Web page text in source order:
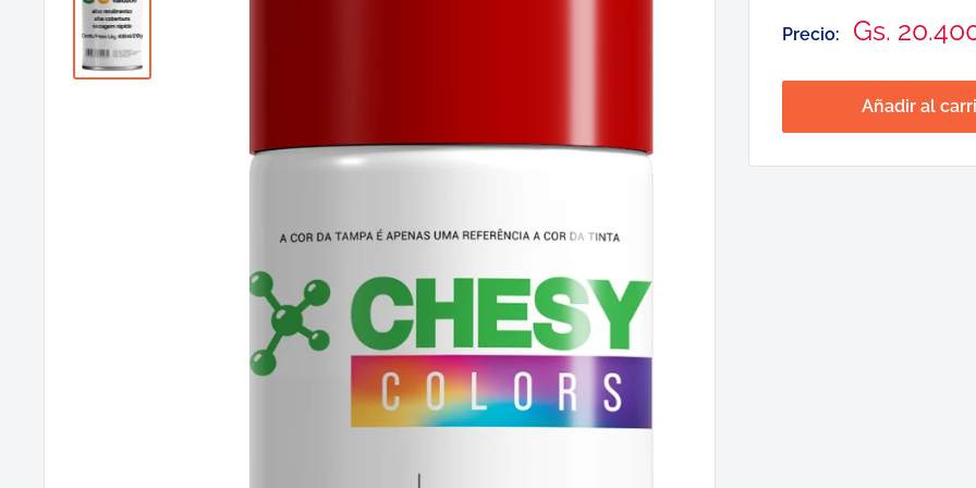
Precio:
Precio
venta
Gs.
Añadir al